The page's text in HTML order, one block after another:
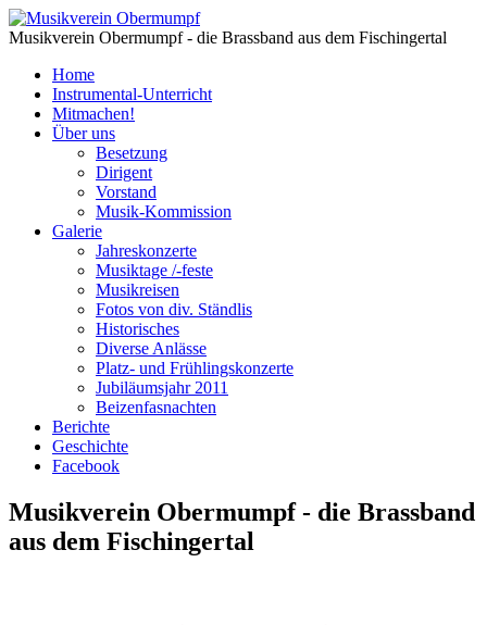
Musikverein Obermumpf - die Brassband aus dem Fischingertal
Home
Instrumental-Unterricht
Mitmachen!
Über uns
Besetzung
Dirigent
Vorstand
Musik-Kommission
Galerie
Jahreskonzerte
Musiktage /-feste
Musikreisen
Fotos von div. Ständlis
Historisches
Diverse Anlässe
Platz- und Frühlingskonzerte
Jubiläumsjahr 2011
Beizenfasnachten
Berichte
Geschichte
Facebook
Musikverein Obermumpf - die Brassband
aus dem Fischingertal